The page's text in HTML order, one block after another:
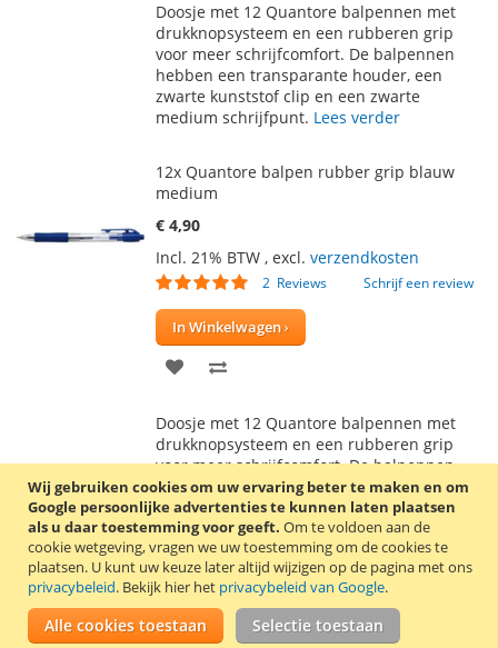
Wij gebruiken cookies om uw ervaring beter te maken en om
Google persoonlijke advertenties te kunnen laten plaatsen
als u daar toestemming voor geeft. Om te voldoen aan de
cookie wetgeving, vragen we uw toestemming om de cookies te
plaatsen. U kunt uw keuze later altijd wijzigen op de pagina met ons
privacybeleid. Bekijk hier het privacybeleid van Google.
Alle cookies toestaan Selectie toestaan
AAN
VERLANGLIJST
TE
VERGELIJKEN
Doosje met 12 Quantore balpennen met
drukknopsysteem en een rubberen grip
voor meer schrijfcomfort. De balpennen
hebben een transparante houder, een
zwarte kunststof clip en een zwarte
medium schrijfpunt. Lees verder
12x Quantore balpen rubber grip blauw
medium
€ 4,90
Incl. 21% BTW , excl. verzendkosten
Waardering:
2 Reviews Schrijf een review
In Winkelwagen
VOEG
AAN
VERLANGLIJST
TE
VERGELIJKEN
Doosje met 12 Quantore balpennen met
drukknopsysteem en een rubberen grip
voor meer schrijfcomfort. De balpennen
hebben een transparante houder, een
blauwe kunststof clip en een blauwe
medium schrijfpunt.Lees verder
12x Quantore balpen rubber grip rood
medium
€ 4,90